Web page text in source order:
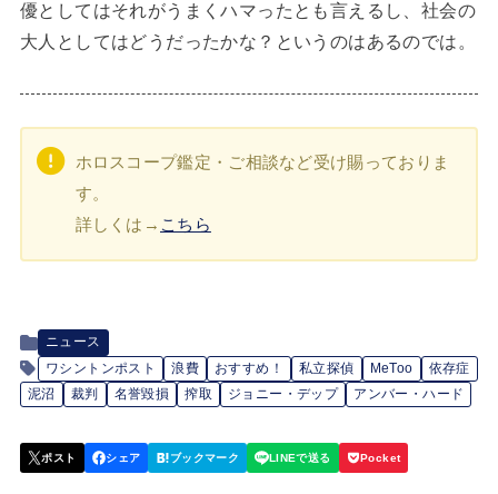
優としてはそれがうまくハマったとも言えるし、社会の
大人としてはどうだったかな？というのはあるのでは。
ホロスコープ鑑定・ご相談など受け賜っておりま
す。
詳しくは→ こちら
ニュース
ワシントンポスト
浪費 おすすめ！ 私立探偵 MeToo
依存症
泥沼
裁判 名誉毀損 搾取 ジョニー・デップ アンバー・ハード